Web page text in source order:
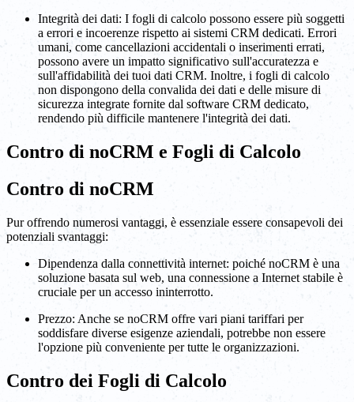
Integrità dei dati: I fogli di calcolo possono essere più soggetti
a errori e incoerenze rispetto ai sistemi CRM dedicati. Errori
umani, come cancellazioni accidentali o inserimenti errati,
possono avere un impatto significativo sull'accuratezza e
sull'affidabilità dei tuoi dati CRM. Inoltre, i fogli di calcolo
non dispongono della convalida dei dati e delle misure di
sicurezza integrate fornite dal software CRM dedicato,
rendendo più difficile mantenere l'integrità dei dati.
Contro di noCRM e Fogli di Calcolo
Contro di noCRM
Pur offrendo numerosi vantaggi, è essenziale essere consapevoli dei
potenziali svantaggi:
Dipendenza dalla connettività internet: poiché noCRM è una
soluzione basata sul web, una connessione a Internet stabile è
cruciale per un accesso ininterrotto.
Prezzo: Anche se noCRM offre vari piani tariffari per
soddisfare diverse esigenze aziendali, potrebbe non essere
l'opzione più conveniente per tutte le organizzazioni.
Contro dei Fogli di Calcolo